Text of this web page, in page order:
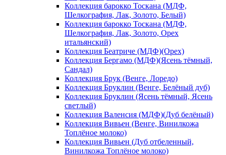
Коллекция барокко Тоскана (МДФ,
Шелкография, Лак, Золото, Белый)
Коллекция барокко Тоскана (МДФ,
Шелкография, Лак, Золото, Орех
итальянский)
Коллекция Беатриче (МДФ)(Орех)
Коллекция Бергамо (МДФ)(Ясень тёмный,
Сандал)
Коллекция Брук (Венге, Лоредо)
Коллекция Бруклин (Венге, Белёный дуб)
Коллекция Бруклин (Ясень тёмный, Ясень
светлый)
Коллекция Валенсия (МДФ)(Дуб белёный)
Коллекция Вивьен (Венге, Винилкожа
Топлёное молоко)
Коллекция Вивьен (Дуб отбеленный,
Винилкожа Топлёное молоко)